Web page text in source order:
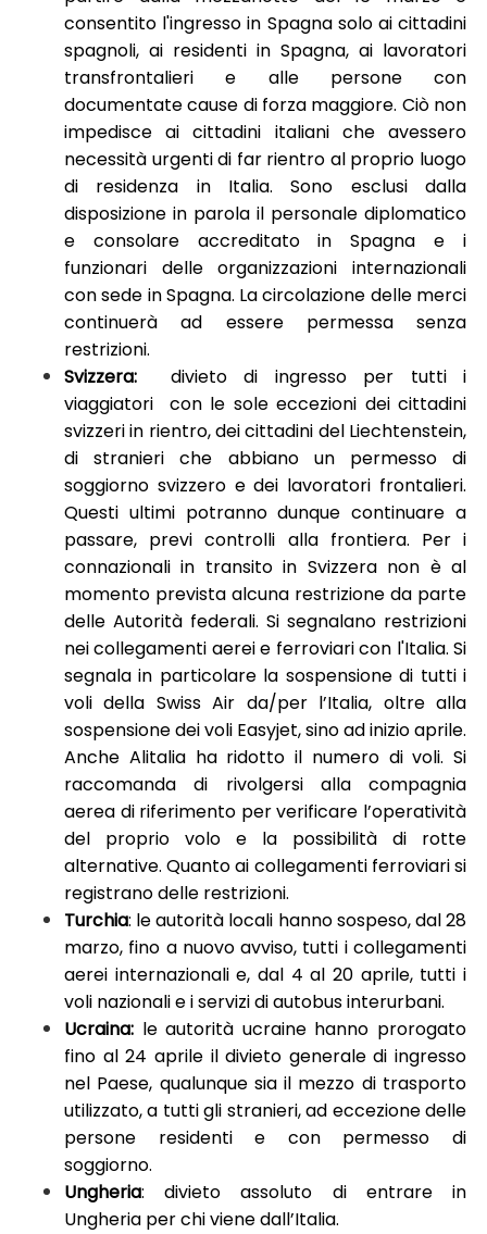
consentito l'ingresso in Spagna solo ai cittadini
spagnoli, ai residenti in Spagna, ai lavoratori
transfrontalieri e alle persone con
documentate cause di forza maggiore. Ciò non
impedisce ai cittadini italiani che avessero
necessità urgenti di far rientro al proprio luogo
di residenza in Italia. Sono esclusi dalla
disposizione in parola il personale diplomatico
e consolare accreditato in Spagna e i
funzionari delle organizzazioni internazionali
con sede in Spagna. La circolazione delle merci
continuerà ad essere permessa senza
restrizioni.
Svizzera:
divieto di ingresso per tutti i
viaggiatori con le sole eccezioni dei cittadini
svizzeri in rientro, dei cittadini del Liechtenstein,
di stranieri che abbiano un permesso di
soggiorno svizzero e dei lavoratori frontalieri.
Questi ultimi potranno dunque continuare a
passare, previ controlli alla frontiera. Per i
connazionali in transito in Svizzera non è al
momento prevista alcuna restrizione da parte
delle Autorità federali. Si segnalano restrizioni
nei collegamenti aerei e ferroviari con l'Italia. Si
segnala in particolare la sospensione di tutti i
voli della Swiss Air da/per l’Italia, oltre alla
sospensione dei voli Easyjet, sino ad inizio aprile.
Anche Alitalia ha ridotto il numero di voli. Si
raccomanda di rivolgersi alla compagnia
aerea di riferimento per verificare l’operatività
del proprio volo e la possibilità di rotte
alternative. Quanto ai collegamenti ferroviari si
registrano delle restrizioni.
Turchia: le autorità locali hanno sospeso, dal 28
marzo, fino a nuovo avviso, tutti i collegamenti
aerei internazionali e, dal 4 al 20 aprile, tutti i
voli nazionali e i servizi di autobus interurbani.
Ucraina: le autorità ucraine hanno prorogato
fino al 24 aprile il divieto generale di ingresso
nel Paese, qualunque sia il mezzo di trasporto
utilizzato, a tutti gli stranieri, ad eccezione delle
persone residenti e con permesso di
soggiorno.
Ungheria: divieto assoluto di entrare in
Ungheria per chi viene dall’Italia.